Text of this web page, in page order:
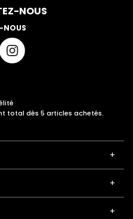
NOUS
NOUS
total dès 5 articles achetés.